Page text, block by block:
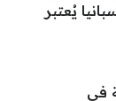
يُعتبر
في